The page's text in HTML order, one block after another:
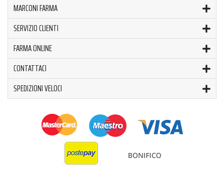
MARCONI FARMA
SERVIZIO CLIENTI
FARMA ONLINE
CONTATTACI
SPEDIZIONI VELOCI